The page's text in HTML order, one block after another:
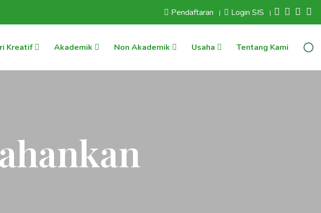
Pendaftaran | Login SIS |
Kreatif Akademik Non Akademik Usaha Tentang Kami